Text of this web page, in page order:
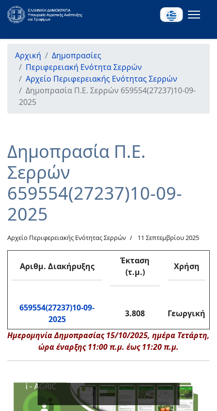
Αρχική
Δημοπρασίες
Περιφερειακή Ενότητα Σερρών
Αρχείο Περιφερειακής Ενότητας Σερρών
Δημοπρασία Π.Ε. Σερρών 659554(27237)10-09-
2025
Δημοπρασία Π.Ε.
Σερρών
659554(27237)10-09-
2025
Αρχείο Περιφερειακής Ενότητας Σερρών 11 Σεπτεμβρίου 2025
Αριθμ. Διακήρυξης
Έκταση
(τ.μ.)
Χρήση
659554(27237)10-09-
2025
3.808 Γεωργική
Ημερομηνία Δημοπρασίας 15/10/2025, ημέρα Τετάρτη,
ώρα έναρξης 11:00 π.μ. έως 11:20 π.μ.